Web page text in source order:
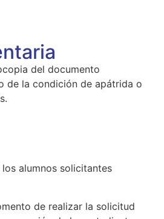
del documento
de la condición de apátrida o
alumnos solicitantes
de realizar la solicitud